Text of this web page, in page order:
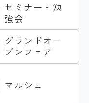
セミナー・勉
強会
グランドオー
プンフェア
マルシェ